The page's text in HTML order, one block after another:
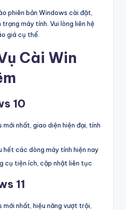
phiên bản Windows cài đặt,
máy tính. Vui lòng liên hệ
giá cụ thể.
Cài Win
10
mới nhất, giao diện hiện đại, tính
hết các dòng máy tính hiện nay
cụ tiện ích, cập nhật liên tục
11
mới nhất, hiệu năng vượt trội,